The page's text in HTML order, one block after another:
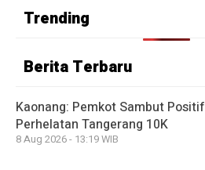
Trending
Berita Terbaru
Kaonang: Pemkot Sambut Positif
Perhelatan Tangerang 10K
8 Aug 2026 - 13:19 WIB